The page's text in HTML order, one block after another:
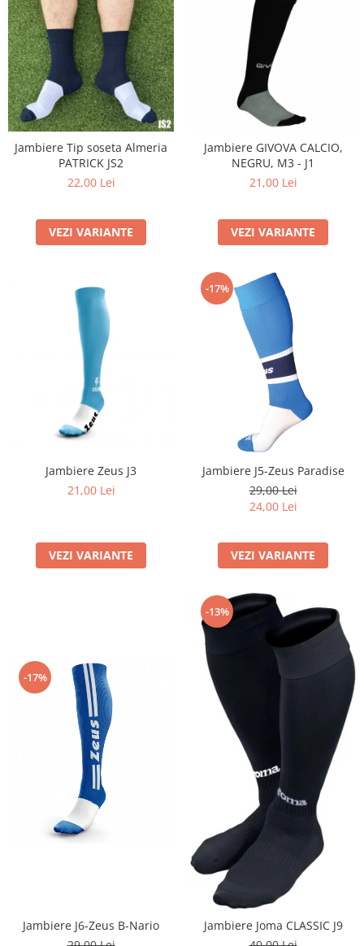
Jambiere Tip soseta Almeria
PATRICK JS2
22,00 Lei
VEZI VARIANTE
Jambiere GIVOVA CALCIO,
NEGRU, M3 - J1
21,00 Lei
VEZI VARIANTE
Jambiere Zeus J3
21,00 Lei
VEZI VARIANTE
-17%
Jambiere J5-Zeus Paradise
29,00 Lei
24,00 Lei
VEZI VARIANTE
-17%
Jambiere J6-Zeus B-Nario
-13%
Jambiere Joma CLASSIC J9